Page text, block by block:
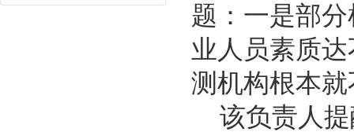
题：一是部
业人员素质
测机构根本
该负责人提